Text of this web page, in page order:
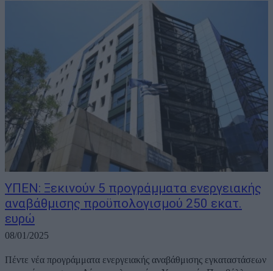
ΥΠΕΝ: Ξεκινούν 5 προγράμματα ενεργειακής
αναβάθμισης προϋπολογισμού 250 εκατ.
ευρώ
08/01/2025
Πέντε νέα προγράμματα ενεργειακής αναβάθμισης εγκαταστάσεων